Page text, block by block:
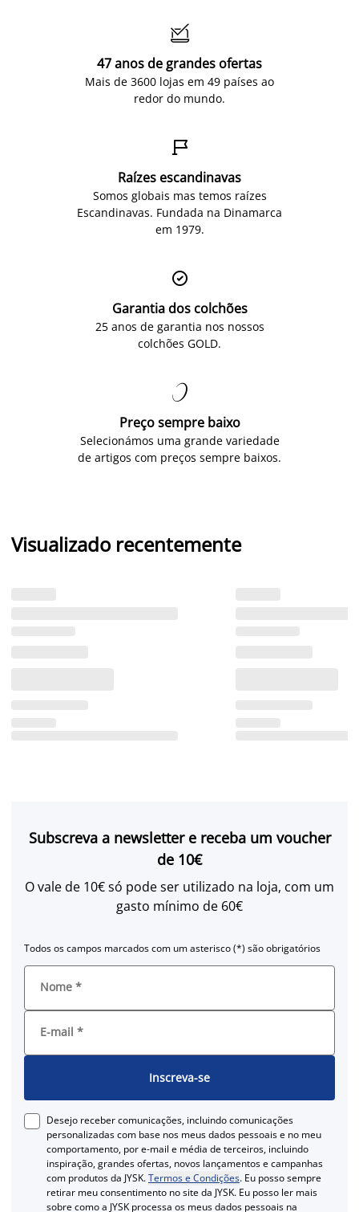

47 anos de grandes ofertas
Mais de 3600 lojas em 49 países ao
redor do mundo.

Raízes escandinavas
Somos globais mas temos raízes
Escandinavas. Fundada na Dinamarca
em 1979.

Garantia dos colchões
25 anos de garantia nos nossos
colchões GOLD.

Preço sempre baixo
Selecionámos uma grande variedade
de artigos com preços sempre baixos.
Visualizado recentemente
Subscreva a newsletter e receba um voucher
de 10€
O vale de 10€ só pode ser utilizado na loja, com um
gasto mínimo de 60€
Todos os campos marcados com um asterisco (*) são obrigatórios
Nome *
E-mail *
Inscreva-se
Desejo receber comunicações, incluindo comunicações
personalizadas com base nos meus dados pessoais e no meu
comportamento, por e-mail e média de terceiros, incluindo
inspiração, grandes ofertas, novos lançamentos e campanhas
com produtos da JYSK.Termos e Condições. Eu posso sempre
retirar meu consentimento no site da JYSK. Eu posso ler mais
sobre como a JYSK processa os meus dados pessoais na